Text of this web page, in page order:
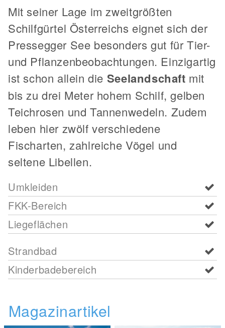
Mit seiner Lage im zweitgrößten
Schilfgürtel Österreichs eignet sich der
Pressegger See besonders gut für Tier-
und Pflanzenbeobachtungen. Einzigartig
ist schon allein die Seelandschaft mit
bis zu drei Meter hohem Schilf, gelben
Teichrosen und Tannenwedeln. Zudem
leben hier zwölf verschiedene
Fischarten, zahlreiche Vögel und
seltene Libellen.
Umkleiden
FKK-Bereich
Liegeflächen
Strandbad
Kinderbadebereich
Magazinartikel